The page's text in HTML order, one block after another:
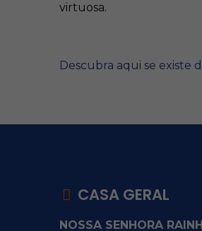
virtuosa.
Descubra aqui se existe
CASA GERAL
NOSSA SENHORA